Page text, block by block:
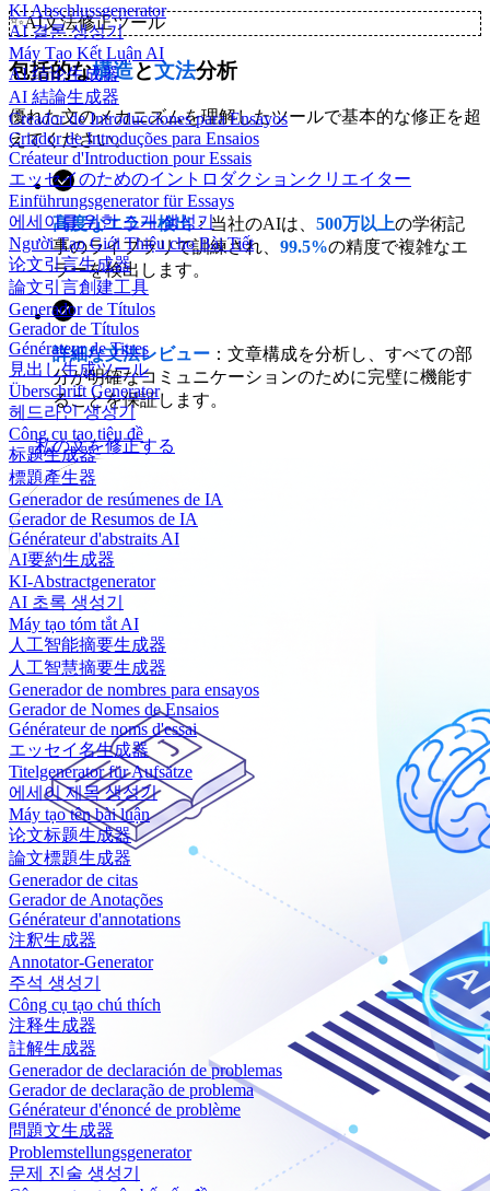
KI Abschlussgenerator
AI 결론 생성기
Máy Tạo Kết Luận AI
AI 结论生成器
AI 結論生成器
Creador de Introducciones para Ensayos
Criador de Introduções para Ensaios
Créateur d'Introduction pour Essais
エッセイのためのイントロダクションクリエイター
Einführungsgenerator für Essays
에세이를 위한 소개 생성기
Người Tạo Giới Thiệu cho Bài Tiết
论文引言生成器
論文引言創建工具
Generador de Títulos
Gerador de Títulos
Générateur de Titres
見出し生成ツール
Überschrift Generator
헤드라인 생성기
Công cụ tạo tiêu đề
标题生成器
標題產生器
Generador de resúmenes de IA
Gerador de Resumos de IA
Générateur d'abstraits AI
AI要約生成器
KI-Abstractgenerator
AI 초록 생성기
Máy tạo tóm tắt AI
人工智能摘要生成器
人工智慧摘要生成器
Generador de nombres para ensayos
Gerador de Nomes de Ensaios
Générateur de noms d'essai
エッセイ名生成器
Titelgenerator für Aufsätze
에세이 제목 생성기
Máy tạo tên bài luận
论文标题生成器
論文標題生成器
Generador de citas
Gerador de Anotações
Générateur d'annotations
注釈生成器
Annotator-Generator
주석 생성기
Công cụ tạo chú thích
注释生成器
註解生成器
Generador de declaración de problemas
Gerador de declaração de problema
Générateur d'énoncé de problème
問題文生成器
Problemstellungsgenerator
문제 진술 생성기
✨AI文法修正ツール
包括的な構造と文法分析
優れた文のメカニズムを理解したツールで基本的な修正を超
えてください。
高度なエラー検出：当社のAIは、 500万以上の学術記
事のライブラリで訓練され、 99.5%の精度で複雑なエ
ラーを検出します。
詳細な文法レビュー ：文章構成を分析し、すべての部
分が明確なコミュニケーションのために完璧に機能す
ることを保証します。
私の文を修正する